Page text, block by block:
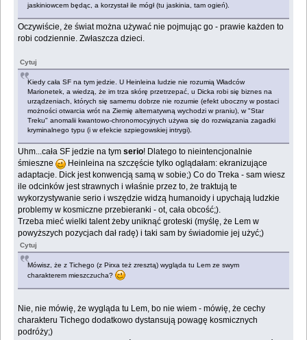
jaskiniowcem będąc, a korzystał ile mógł (tu jaskinia, tam ogień).
Oczywiście, że świat można używać nie pojmując go - prawie każden to
robi codziennie. Zwłaszcza dzieci.
Cytuj
Kiedy cała SF na tym jedzie. U Heinleina ludzie nie rozumią Władców
Marionetek, a wiedzą, że im trza skórę przetrzepać, u Dicka robi się biznes na
urządzeniach, których się samemu dobrze nie rozumie (efekt uboczny w postaci
możności otwarcia wrót na Ziemię alternatywną wychodzi w praniu), w "Star
Treku" anomalii kwantowo-chronomocyjnych używa się do rozwiązania zagadki
kryminalnego typu (i w efekcie szpiegowskiej intrygi).
Uhm...cała SF jedzie na tymserio! Dlatego to nieintencjonalnie
śmieszne
Heinleina na szczęście tylko oglądałam: ekranizujące
adaptacje. Dick jest konwencją samą w sobie;) Co do Treka - sam wiesz
ile odcinków jest strawnych i właśnie przez to, że traktują te
wykorzystywanie serio i wszędzie widzą humanoidy i upychają ludzkie
problemy w kosmiczne przebieranki - ot, cała obcość;).
Trzeba mieć wielki talent żeby uniknąć groteski (myślę, że Lem w
powyższych pozycjach dał radę) i taki sam by świadomie jej użyć;)
Cytuj
Mówisz, że z Tichego (z Pirxa też zresztą) wygląda tu Lem ze swym
charakterem mieszczucha?
Nie, nie mówię, że wygląda tu Lem, bo nie wiem - mówię, że cechy
charakteru Tichego dodatkowo dystansują powagę kosmicznych
podróży;)